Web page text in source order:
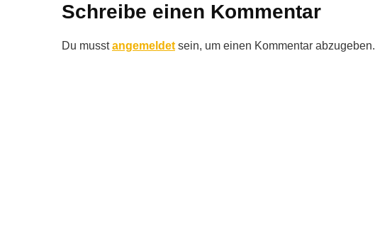
Schreibe einen Kommentar
Du musstangemeldet sein, um einen Kommentar abzugeben.